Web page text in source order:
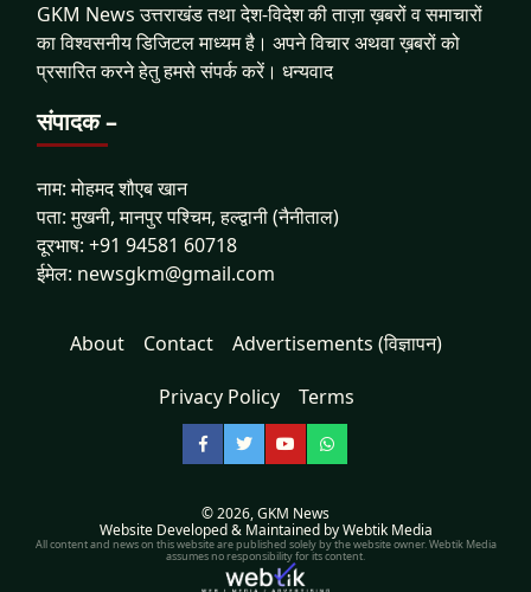
GKM News उत्तराखंड तथा देश-विदेश की ताज़ा ख़बरों व समाचारों
का विश्वसनीय डिजिटल माध्यम है। अपने विचार अथवा ख़बरों को
प्रसारित करने हेतु हमसे संपर्क करें। धन्यवाद
संपादक –
नाम: मोहमद शौएब खान
पता: मुखनी, मानपुर पश्चिम, हल्द्वानी (नैनीताल)
दूरभाष: +91 94581 60718
ईमेल: newsgkm@gmail.com
About Contact Advertisements (विज्ञापन)
Privacy Policy Terms
Facebook
TwitterYouTubeWhatsApp
© 2026,GKM News
Website Developed & Maintained by Webtik Media
All content and news on this website are published solely by the website owner. Webtik Media
assumes no responsibility for its content.